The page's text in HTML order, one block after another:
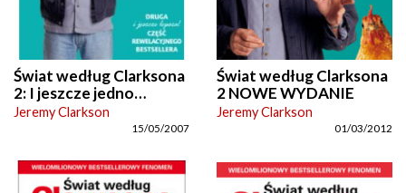
Świat według Clarksona
2: I jeszcze jedno…
Jeremy Clarkson
15/05/2007
Świat według Clarksona
2 NOWE WYDANIE
Jeremy Clarkson
01/03/2012